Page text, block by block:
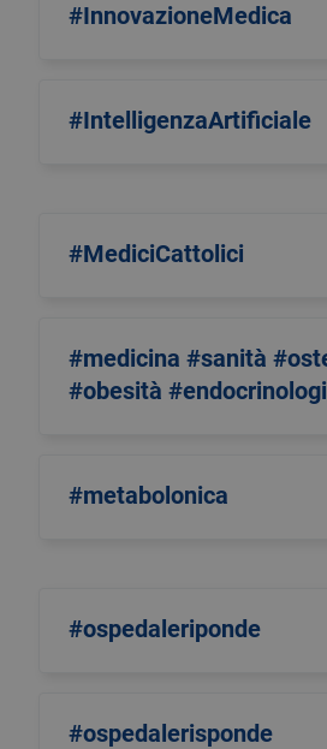
#InnovazioneMedica
#IntelligenzaArtificiale
#MediciCattolici
#medicina #sanità
#obesità
#metabolonica
#ospedaleriponde
#ospedalerisponde